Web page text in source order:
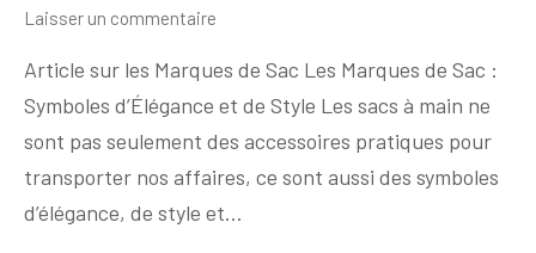
Laisser un commentaire
l’univers
fascinant
des
marques
de
Article sur les Marques de Sac Les Marques de Sac :
Symboles d’Élégance et de Style Les sacs à main ne
sont pas seulement des accessoires pratiques pour
transporter nos affaires, ce sont aussi des symboles
d’élégance, de style et…